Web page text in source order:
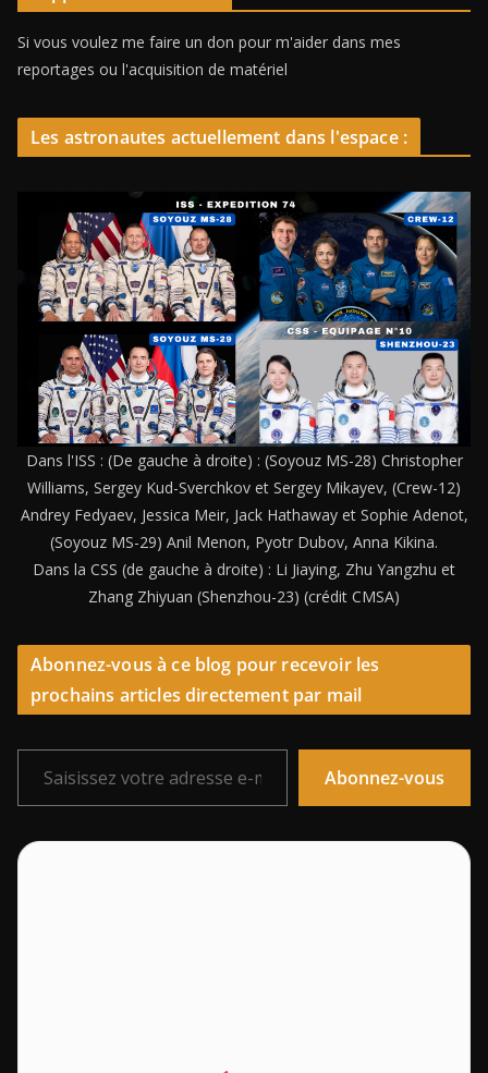
Si vous voulez me faire un don pour m'aider dans mes
reportages ou l'acquisition de matériel
Les astronautes actuellement dans l'espace :
Dans l'ISS : (De gauche à droite) : (Soyouz MS-28) Christopher
Williams, Sergey Kud-Sverchkov et Sergey Mikayev, (Crew-12)
Andrey Fedyaev, Jessica Meir, Jack Hathaway et Sophie Adenot,
(Soyouz MS-29) Anil Menon, Pyotr Dubov, Anna Kikina.
Dans la CSS (de gauche à droite) : Li Jiaying, Zhu Yangzhu et
Zhang Zhiyuan (Shenzhou-23) (crédit CMSA)
Abonnez-vous à ce blog pour recevoir les
prochains articles directement par mail
Saisissez votre adresse e-mail…
Abonnez-vous